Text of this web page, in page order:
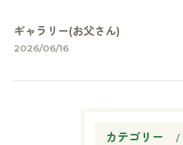
ギャラリー(お父さん)
2026/06/16
カテゴリー